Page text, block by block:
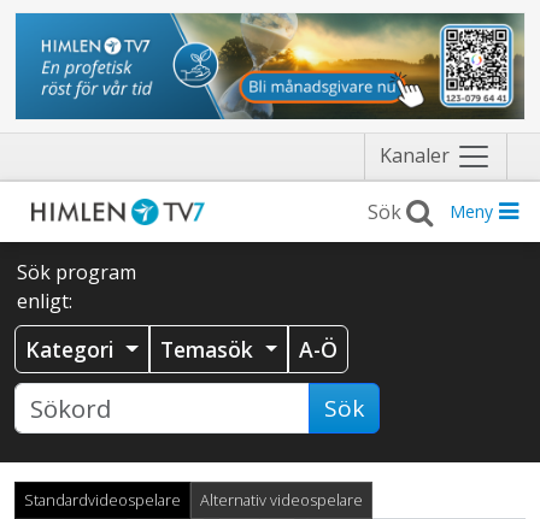
Kanaler Näytä
valikko
Meny
Sök program
enligt:
Kategori Temasök A-Ö
Sök
Standardvideospelare Alternativ videospelare